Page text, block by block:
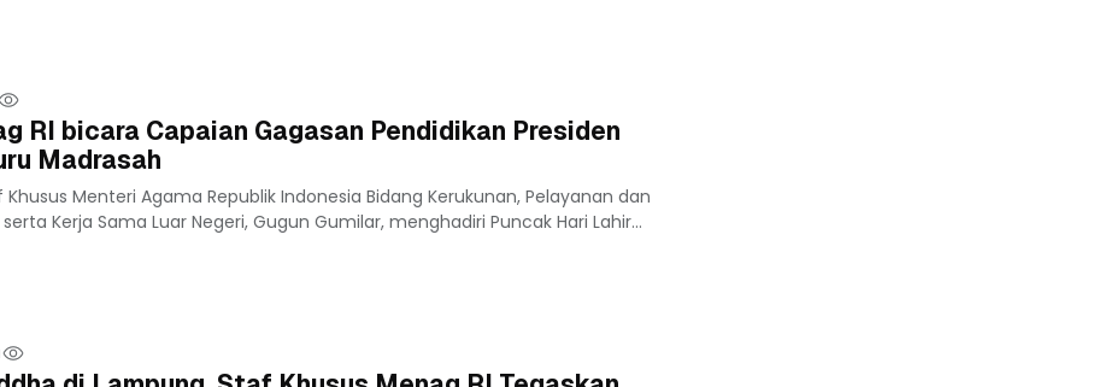
RI bicara Capaian Gagasan Pendidikan Presiden
Madrasah
Khusus Menteri Agama Republik Indonesia Bidang Kerukunan, Pelayanan dan
Kerja Sama Luar Negeri, Gugun Gumilar, menghadiri Puncak Hari Lahir...